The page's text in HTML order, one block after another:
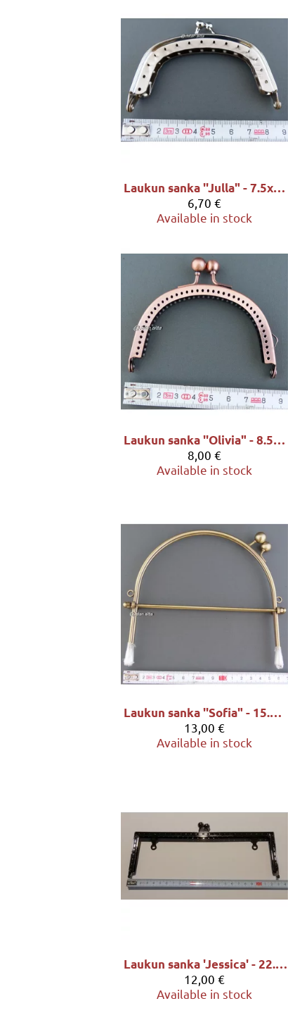
Laukun sanka ''Julla" - 7.5x4cm, sävy hopea
6,70 €
Available in stock
Laukun sanka ''Olivia" - 8.5x5.5cm, sävy kupari
8,00 €
Available in stock
Laukun sanka ''Sofia" - 15.5x14.5cm, sävy antiikkimessinki
13,00 €
Available in stock
Laukun sanka 'Jessica' - 22.5x7.5cm, sävy tumma hopea
12,00 €
Available in stock